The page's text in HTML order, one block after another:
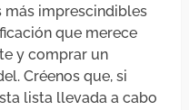
imprescindibles
que merece
y comprar un
Créenos que, si
lista llevada a cabo